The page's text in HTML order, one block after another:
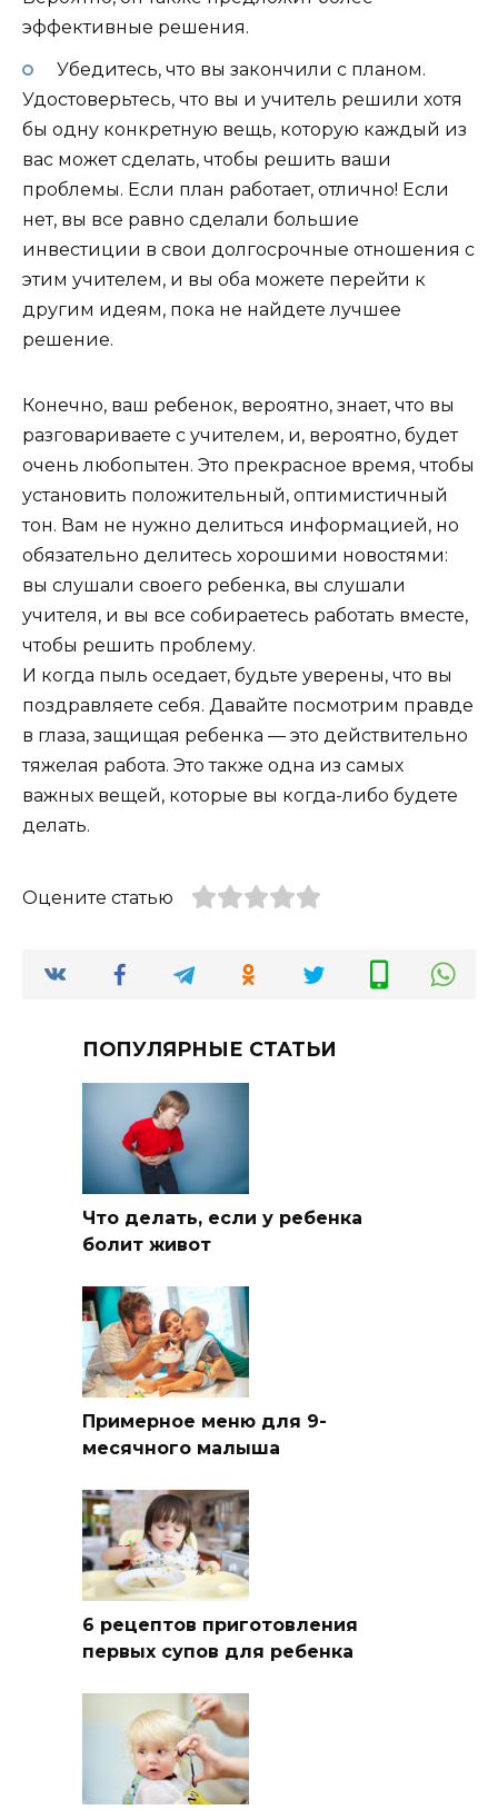
эффективные решения.
Убедитесь, что вы закончили с планом.
Удостоверьтесь, что вы и учитель решили хотя
бы одну конкретную вещь, которую каждый из
вас может сделать, чтобы решить ваши
проблемы. Если план работает, отлично! Если
нет, вы все равно сделали большие
инвестиции в свои долгосрочные отношения с
этим учителем, и вы оба можете перейти к
другим идеям, пока не найдете лучшее
решение.
Конечно, ваш ребенок, вероятно, знает, что вы
разговариваете с учителем, и, вероятно, будет
очень любопытен. Это прекрасное время, чтобы
установить положительный, оптимистичный
тон. Вам не нужно делиться информацией, но
обязательно делитесь хорошими новостями:
вы слушали своего ребенка, вы слушали
учителя, и вы все собираетесь работать вместе,
чтобы решить проблему.
И когда пыль оседает, будьте уверены, что вы
поздравляете себя. Давайте посмотрим правде
в глаза, защищая ребенка — это действительно
тяжелая работа. Это также одна из самых
важных вещей, которые вы когда-либо будете
делать.
Оцените статью
ПОПУЛЯРНЫЕ СТАТЬИ
Что делать, если у ребенка
болит живот
Примерное меню для 9-
месячного малыша
6 рецептов приготовления
первых супов для ребенка